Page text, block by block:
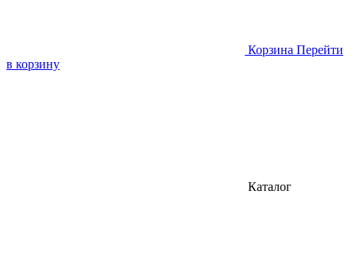
Корзина Перейти
в корзину
Каталог